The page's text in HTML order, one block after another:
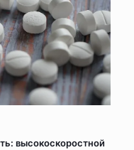
высокоскоростной